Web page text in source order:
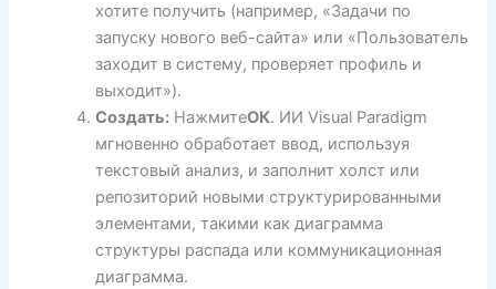
хотите получить (например, «Задачи по
запуску нового веб-сайта» или «Пользователь
заходит в систему, проверяет профиль и
выходит»).
Создать: НажмитеОК. ИИ Visual Paradigm
мгновенно обработает ввод, используя
текстовый анализ, и заполнит холст или
репозиторий новыми структурированными
элементами, такими как диаграмма
структуры распада или коммуникационная
диаграмма.